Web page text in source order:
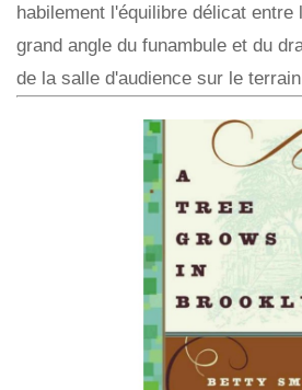
habilement l'équilibre délicat
grand angle du funambule et du
de la salle d'audience sur le